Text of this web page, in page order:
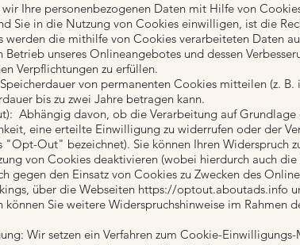
Ihre personenbezogenen Daten mit Hilfe von
Sie in die Nutzung von Cookies einwilligen, ist die
die mithilfe von Cookies verarbeiteten Daten
unseres Onlineangebotes und dessen
Verpflichtungen zu erfüllen.
von permanenten Cookies mitteilen (z. B.
bis zu zwei Jahre betragen kann.
Abhängig davon, ob die Verarbeitung auf
eine erteilte Einwilligung zu widerrufen oder der
"Opt-Out" bezeichnet). Sie können Ihren Widerspruch
von Cookies deaktivieren (wobei hierdurch auch
gegen den Einsatz von Cookies zu Zwecken des
über die Webseiten https://optout.aboutads.info
Sie weitere Widerspruchshinweise im Rahmen
Wir setzen ein Verfahren zum Cookie-